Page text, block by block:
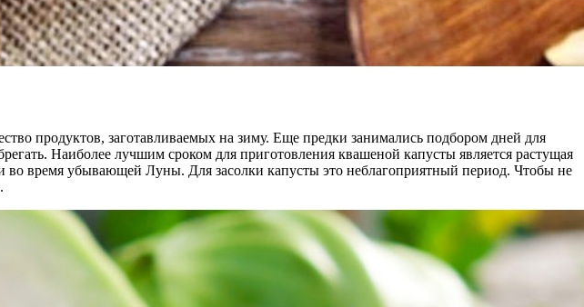
продуктов, заготавливаемых на зиму. Еще предки занимались подбором дней для
Наиболее лучшим сроком для приготовления квашеной капусты является растущая
во время убывающей Луны. Для засолки капусты это неблагоприятный период. Чтобы не